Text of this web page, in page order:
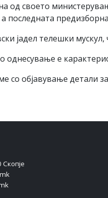
од своето
последната
јадел телешки
однесување е
со објавување детали